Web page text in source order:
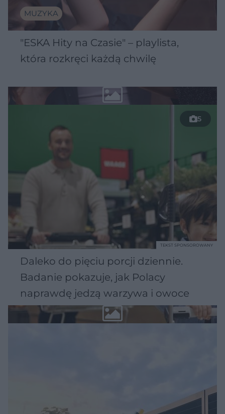
MUZYKA
"ESKA Hity na Czasie" – playlista,
która rozkręci każdą chwilę
5
Daleko do pięciu porcji dziennie.
Badanie pokazuje, jak Polacy
naprawdę jedzą warzywa i owoce
TEKST SPONSOROWANY